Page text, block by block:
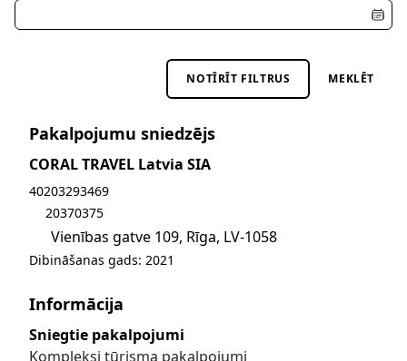
NOTĪRĪT FILTRUS MEKLĒT
Pakalpojumu sniedzējs
CORAL TRAVEL Latvia SIA
40203293469
20370375
Vienības gatve 109, Rīga, LV-1058
Dibināšanas gads: 2021
Informācija
Sniegtie pakalpojumi
Kompleksi tūrisma pakalpojumi